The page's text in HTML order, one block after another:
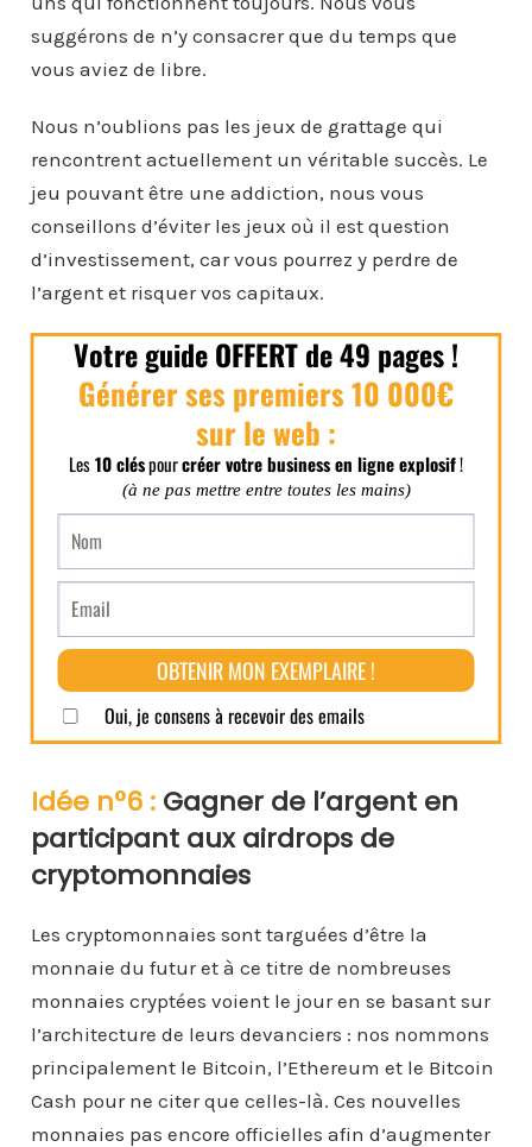
suggérons de n’y consacrer que du temps que
vous aviez de libre.
Nous n’oublions pas les jeux de grattage qui
rencontrent actuellement un véritable succès. Le
jeu pouvant être une addiction, nous vous
conseillons d’éviter les jeux où il est question
d’investissement, car vous pourrez y perdre de
l’argent et risquer vos capitaux.
Idée n°6 :Gagner de l’argent en
participant aux airdrops de
cryptomonnaies
Les cryptomonnaies sont targuées d’être la
monnaie du futur et à ce titre de nombreuses
monnaies cryptées voient le jour en se basant sur
l’architecture de leurs devanciers : nos nommons
principalement le Bitcoin, l’Ethereum et le Bitcoin
Cash pour ne citer que celles-là. Ces nouvelles
monnaies pas encore officielles afin d’augmenter